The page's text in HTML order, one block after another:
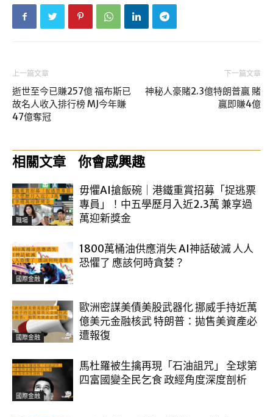
上一篇文章
逝世至今已賺257億 福布斯已
故名人收入排行榜 MJ今年賺
47億奪冠
下一篇文章
神秘人豪賭2.3億特朗普贏 賭
贏即賺4億
相關文章 你會感興趣
職場
毋懼AI搶飯碗｜港鐵重賞招募「捉逃票
專員」！中五學歷月入近2.3萬 兼享過
萬迎新獎金
國際金融
1800萬桶油供應消失 AI神話破滅 人人
恐懼了 應該何時貪婪？
國際金融
歐洲密謀美債美股武器化 挪威手持近萬
億美元金融核武 特朗普：拋售美資產必
遭報復
國際金融
馬杜羅被生擒再現「石油詛咒」 全球第
四富國變全民乞食 政經角度深度剖析